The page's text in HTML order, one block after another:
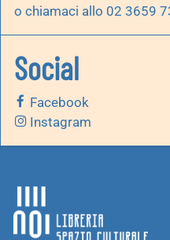
o chiamaci allo 02 3659
Social
Facebook
Instagram